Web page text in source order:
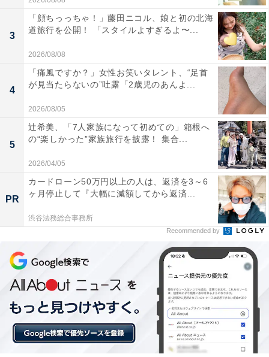
3
「顔ちっっちゃ！」藤田ニコル、娘と初の北海
道旅行を公開！ 「スタイルよすぎるよ〜...
2026/08/08
4
「痛風ですか？」女性お笑いタレント、“足首
が見当たらないの”吐露「2歳児のあんよ...
2026/08/05
5
辻希美、「7人家族になって初めての」箱根へ
の“楽しかった”家族旅行を披露！ 集合...
2026/04/05
PR
カードローン50万円以上の人は、返済を3～6
ヶ月停止して『大幅に減額してから返済...
渋谷法務総合事務所
Recommended by